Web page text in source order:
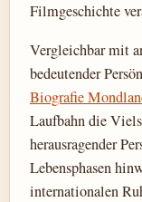
Filmgeschichte
Vergleichbar mit
bedeutender
Biografie
Laufbahn die
herausragender
Lebensphasen
internationalen